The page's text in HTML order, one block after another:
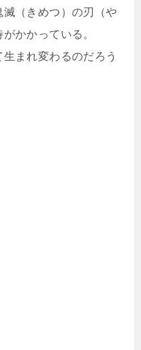
（きめつ）の刃（や
かかっている。
まれ変わるのだろう